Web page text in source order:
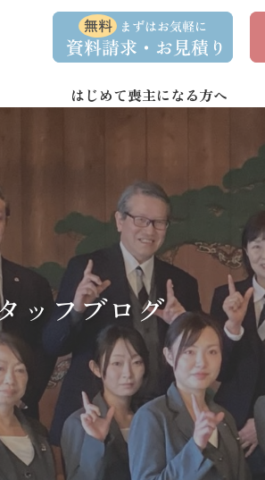
資
求
問
事
談
はじめて喪主になる方へ
ッフブログ